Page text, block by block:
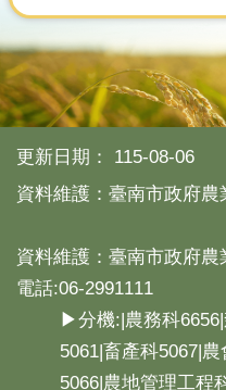
索
回
首
頁
府
首
頁
網
站
導
更新日期：
115-08-06
資料維護：臺南市政府農
資料維護：臺南市政府農
電話:06-2991111
▶分機:|農務科
5061|畜產科5067|
5066|農地管理工程